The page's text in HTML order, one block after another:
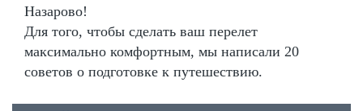
Назарово!
Для того, чтобы сделать ваш перелет
максимально комфортным, мы написали 20
советов о подготовке к путешествию.